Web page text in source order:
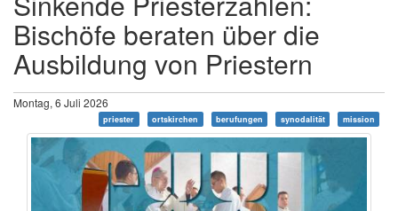
Bischöfe beraten über die
Ausbildung von Priestern
Montag, 6 Juli 2026
priester ortskirchen berufungen synodalität mission